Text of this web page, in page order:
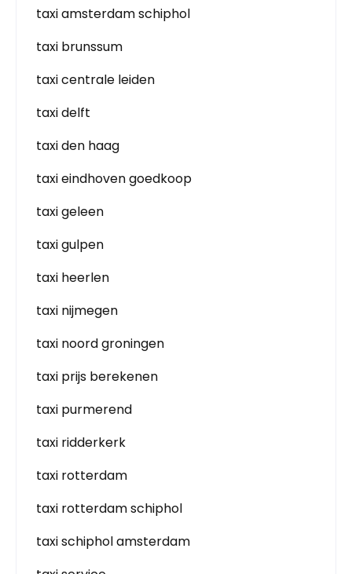
taxi amsterdam schiphol
taxi brunssum
taxi centrale leiden
taxi delft
taxi den haag
taxi eindhoven goedkoop
taxi geleen
taxi gulpen
taxi heerlen
taxi nijmegen
taxi noord groningen
taxi prijs berekenen
taxi purmerend
taxi ridderkerk
taxi rotterdam
taxi rotterdam schiphol
taxi schiphol amsterdam